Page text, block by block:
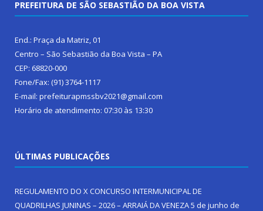
PREFEITURA DE SÃO SEBASTIÃO DA BOA VISTA
End.: Praça da Matriz, 01
Centro – São Sebastião da Boa Vista – PA
CEP: 68820-000
Fone/Fax: (91) 3764-1117
E-mail: prefeiturapmssbv2021@gmail.com
Horário de atendimento: 07:30 às 13:30
ÚLTIMAS PUBLICAÇÕES
REGULAMENTO DO X CONCURSO INTERMUNICIPAL DE
QUADRILHAS JUNINAS – 2026 – ARRAIÁ DA VENEZA5 de junho de